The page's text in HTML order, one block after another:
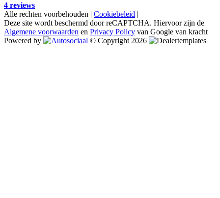
4 reviews
Alle rechten voorbehouden | Cookiebeleid |
Deze site wordt beschermd door reCAPTCHA. Hiervoor zijn de
Algemene voorwaarden en Privacy Policy van Google van kracht
Powered by
© Copyright 2026